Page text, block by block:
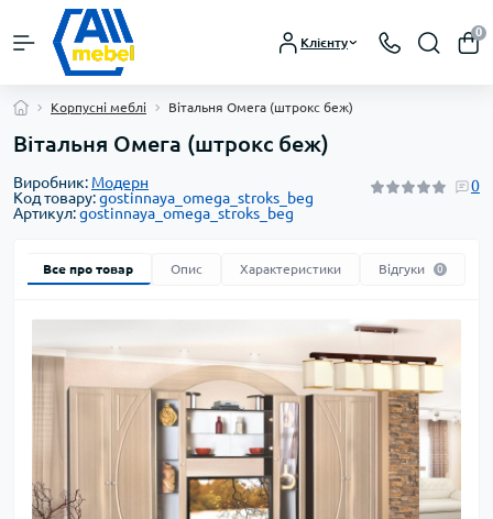
Клієнту
0
Корпусні меблі Вітальня Омега (штрокс беж)
Вітальня Омега (штрокс беж)
Виробник: Модерн
Код товару:gostinnaya_omega_stroks_beg
Артикул:gostinnaya_omega_stroks_beg
0
Все про товар Опис Характеристики Відгуки 0